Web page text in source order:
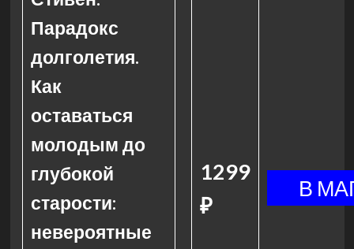
Парадокс
долголетия.
Как
оставаться
молодым до
глубокой
старости:
невероятные
1299
₽